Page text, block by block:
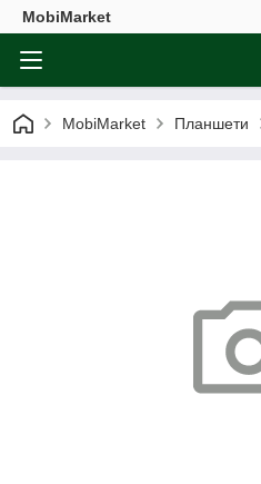
MobiMarket
MobiMarket Планшети